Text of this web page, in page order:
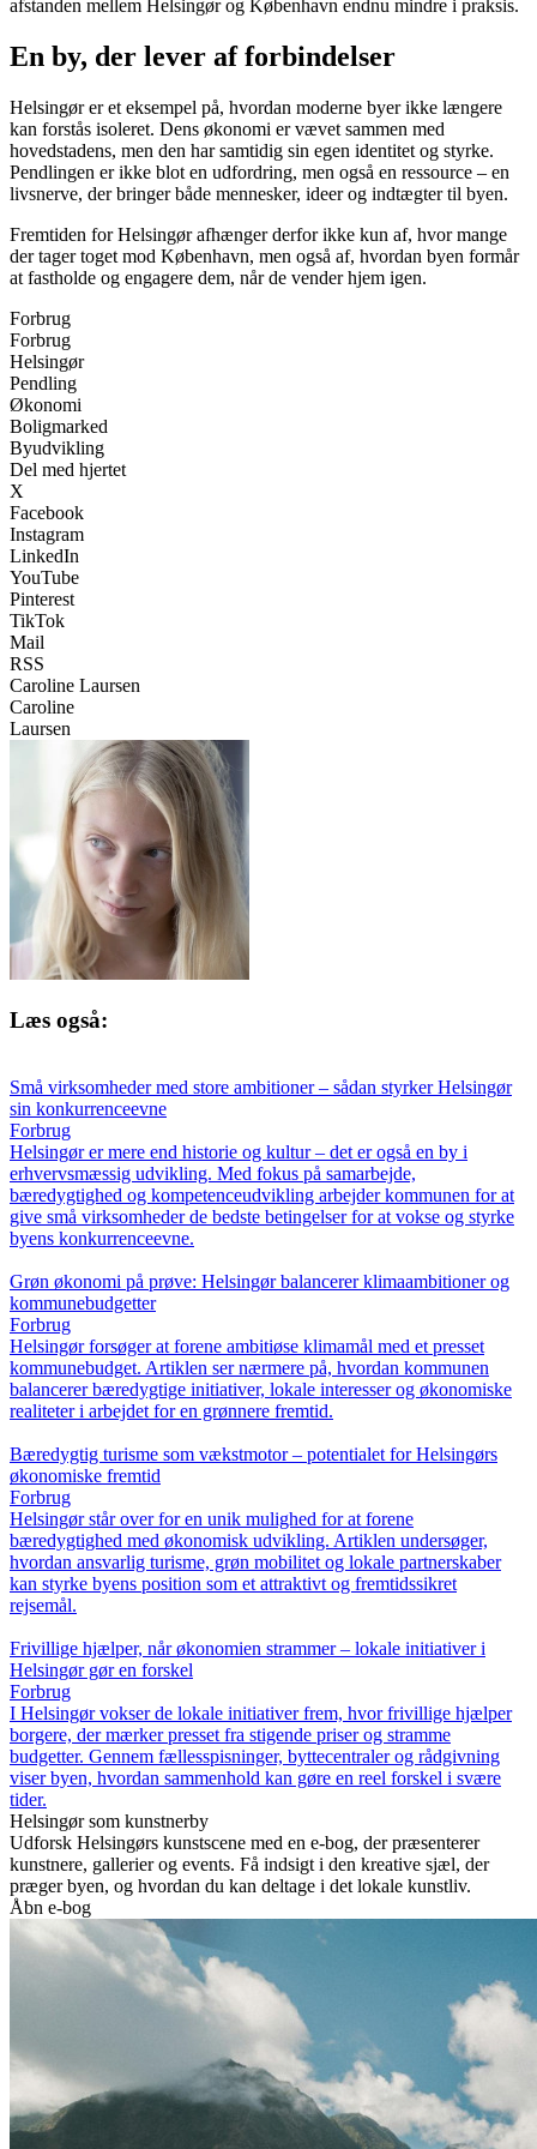
afstanden mellem Helsingør og København endnu mindre i praksis.
En by, der lever af forbindelser
Helsingør er et eksempel på, hvordan moderne byer ikke længere
kan forstås isoleret. Dens økonomi er vævet sammen med
hovedstadens, men den har samtidig sin egen identitet og styrke.
Pendlingen er ikke blot en udfordring, men også en ressource – en
livsnerve, der bringer både mennesker, ideer og indtægter til byen.
Fremtiden for Helsingør afhænger derfor ikke kun af, hvor mange
der tager toget mod København, men også af, hvordan byen formår
at fastholde og engagere dem, når de vender hjem igen.
Forbrug
Forbrug
Helsingør
Pendling
Økonomi
Boligmarked
Byudvikling
Del med hjertet
X
Facebook
Instagram
LinkedIn
YouTube
Pinterest
TikTok
Mail
RSS
Caroline Laursen
Caroline
Laursen
Læs også:
Små virksomheder med store ambitioner – sådan styrker Helsingør
sin konkurrenceevne
Forbrug
Helsingør er mere end historie og kultur – det er også en by i
erhvervsmæssig udvikling. Med fokus på samarbejde,
bæredygtighed og kompetenceudvikling arbejder kommunen for at
give små virksomheder de bedste betingelser for at vokse og styrke
byens konkurrenceevne.
Grøn økonomi på prøve: Helsingør balancerer klimaambitioner og
kommunebudgetter
Forbrug
Helsingør forsøger at forene ambitiøse klimamål med et presset
kommunebudget. Artiklen ser nærmere på, hvordan kommunen
balancerer bæredygtige initiativer, lokale interesser og økonomiske
realiteter i arbejdet for en grønnere fremtid.
Bæredygtig turisme som vækstmotor – potentialet for Helsingørs
økonomiske fremtid
Forbrug
Helsingør står over for en unik mulighed for at forene
bæredygtighed med økonomisk udvikling. Artiklen undersøger,
hvordan ansvarlig turisme, grøn mobilitet og lokale partnerskaber
kan styrke byens position som et attraktivt og fremtidssikret
rejsemål.
Frivillige hjælper, når økonomien strammer – lokale initiativer i
Helsingør gør en forskel
Forbrug
I Helsingør vokser de lokale initiativer frem, hvor frivillige hjælper
borgere, der mærker presset fra stigende priser og stramme
budgetter. Gennem fællesspisninger, byttecentraler og rådgivning
viser byen, hvordan sammenhold kan gøre en reel forskel i svære
tider.
Helsingør som kunstnerby
Udforsk Helsingørs kunstscene med en e-bog, der præsenterer
kunstnere, gallerier og events. Få indsigt i den kreative sjæl, der
præger byen, og hvordan du kan deltage i det lokale kunstliv.
Åbn e-bog